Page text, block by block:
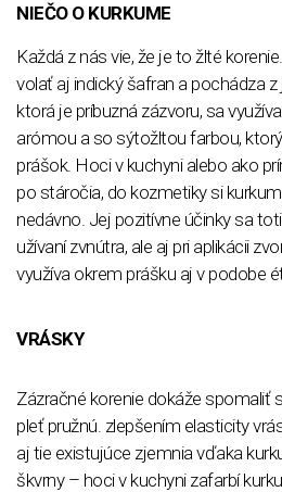
NIEČO O KURKUME
Každá z nás vie, že je to žlté
volať aj indický šafran a pochádza z
ktorá je príbuzná zázvoru, sa
arómou a so sýtožltou farbou,
prášok. Hoci v kuchyni alebo ako
po stáročia, do kozmetiky si
nedávno. Jej pozitívne účinky sa
užívaní zvnútra, ale aj pri aplikácii
využíva okrem prášku aj v podobe
VRÁSKY
Zázračné korenie dokáže spomaliť
pleť pružnú. zlepšením elasticity
aj tie existujúce zjemnia vďaka
škvrny – hoci v kuchyni zafarbí